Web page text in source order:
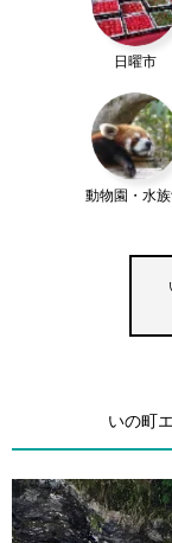
日曜市
動物園・水
いの町